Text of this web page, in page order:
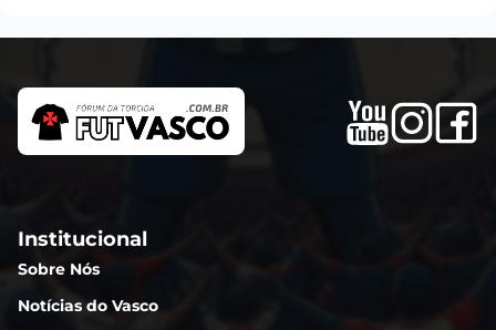
Institucional
Sobre Nós
Notícias do Vasco